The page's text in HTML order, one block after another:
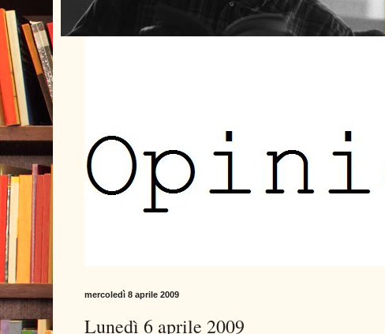
mercoledì 8 aprile 2009
Lunedì 6 aprile 2009